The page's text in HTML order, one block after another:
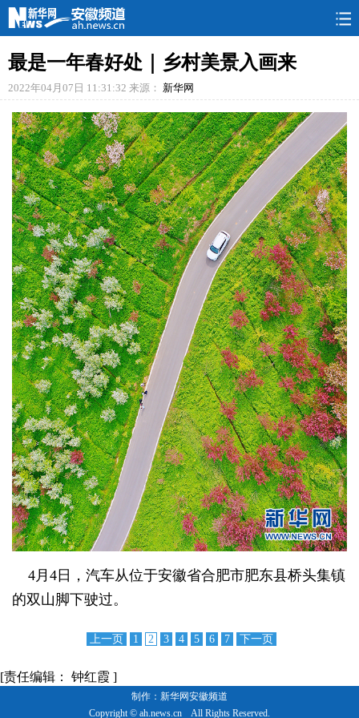
要闻 人事 政情 本网 旅游
最是一年春好处｜乡村美景入画来
2022年04月07日 11:31:32 来源： 新华网
4月4日，汽车从位于安徽省合肥市肥东县桥头集镇
的双山脚下驶过。
上一页 1 2 3 4 5 6 7 下一页
[责任编辑： 钟红霞 ]
制作：新华网安徽频道
Copyright © ah.news.cn All Rights Reserved.